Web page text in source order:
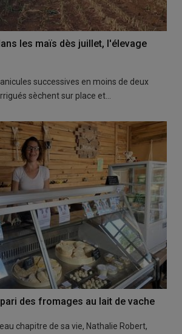
les maïs dès juillet, l'élevage
successives en moins de deux
sèchent sur place et…
des fromages au lait de vache
chapitre de sa vie, Nathalie Robert,